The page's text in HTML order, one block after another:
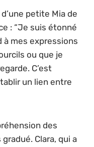
petite Mia de
: “Je suis étonné
à mes expressions
ou que je
C’est
un lien entre
des
Clara, qui a